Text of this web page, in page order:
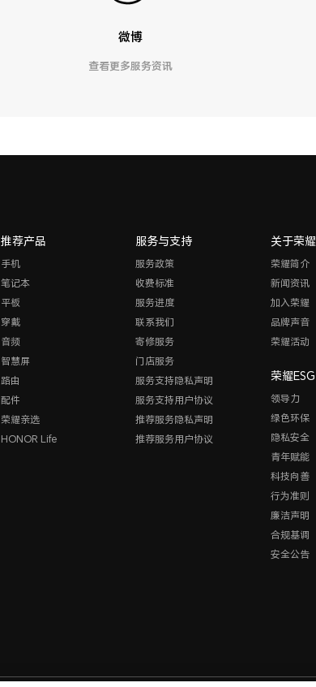
微博
查看更多服务资讯
推荐产品
手机
笔记本
平板
穿戴
音频
智慧屏
路由
配件
荣耀亲选
HONOR Life
服务与支持
服务政策
收费标准
服务进度
联系我们
寄修服务
门店服务
服务支持隐私声明
服务支持用户协议
推荐服务隐私声明
推荐服务用户协议
关于荣耀
荣耀简介
新闻资讯
加入荣耀
品牌声音
荣耀活动
荣耀ESG
领导力
绿色环保
隐私安全
青年赋能
科技向善
行为准则
廉洁声明
合规基调
安全公告